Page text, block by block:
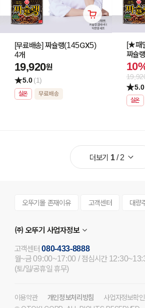
[무료배송] 짜슐랭(145GX5)
4개
19,920원
5.0 (1)
실온
[★패
짜슐
5.0
실온
더보기 1/2
오뚜기몰 존재이유 고객센터 대량
㈜ 오뚜기 사업자정보
고객센터080-433-8888
월~금 09:00~17:00 / 점심시간
(토/일/공휴일 휴무)
이용약관 개인정보처리방침
사업자정보확인